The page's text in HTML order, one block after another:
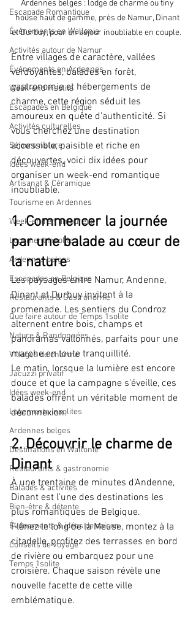
Escapade Romantique
Événements en Wallonie
Activités autour de Namur
Événements en Ardennes
Week-end insolite
Escapades en Belgique
Activités culturelles
Séjours nature
Idées week-end
Artisanat & Céramique
Tourisme en Ardennes
Week-end en amoureux
Logement insolite
Ardennes belges
Escapades en Belgique
Restaurants & Gastronomie
Que faire autour de Temps 1solite
Nature & Randonnées
Villages de charme
Jacuzzi privatif
Idées week-end
Logements insolites
Ardennes belges
Destinations en Wallonie
Restaurants & gastronomie
Balades & activités
Bien-être & détente
Événements & idées de saison
Conseils de voyage
Temps 1solite
Ardennes belges : lodge de charme ou tiny
house haut de gamme, près de Namur, Dinant
et Durbuy, pour un séjour inoubliable en couple.
Entre villages de caractère, vallées
verdoyantes, balades en forêt,
gastronomie et hébergements de
charme, cette région séduit les
amoureux en quête d'authenticité. Si
vous cherchez une destination
accessible, paisible et riche en
découvertes, voici dix idées pour
organiser un week-end romantique
inoubliable.
1. Commencer la journée
par une balade au cœur de
la nature
Les paysages entre Namur, Andenne,
Dinant et Durbuy invitent à la
promenade. Les sentiers du Condroz
alternent entre bois, champs et
panoramas vallonnés, parfaits pour une
marche en toute tranquillité.
Le matin, lorsque la lumière est encore
douce et que la campagne s'éveille, ces
balades offrent un véritable moment de
déconnexion.
2. Découvrir le charme de
Dinant
À une trentaine de minutes d'Andenne,
Dinant est l'une des destinations les
plus romantiques de Belgique.
Flânez le long de la Meuse, montez à la
citadelle, profitez des terrasses en bord
de rivière ou embarquez pour une
croisière. Chaque saison révèle une
nouvelle facette de cette ville
emblématique.